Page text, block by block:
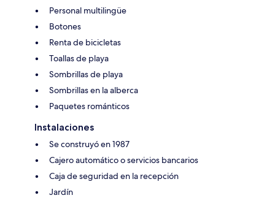
Personal multilingüe
Botones
Renta de bicicletas
Toallas de playa
Sombrillas de playa
Sombrillas en la alberca
Paquetes románticos
Instalaciones
Se construyó en 1987
Cajero automático o servicios bancarios
Caja de seguridad en la recepción
Jardín